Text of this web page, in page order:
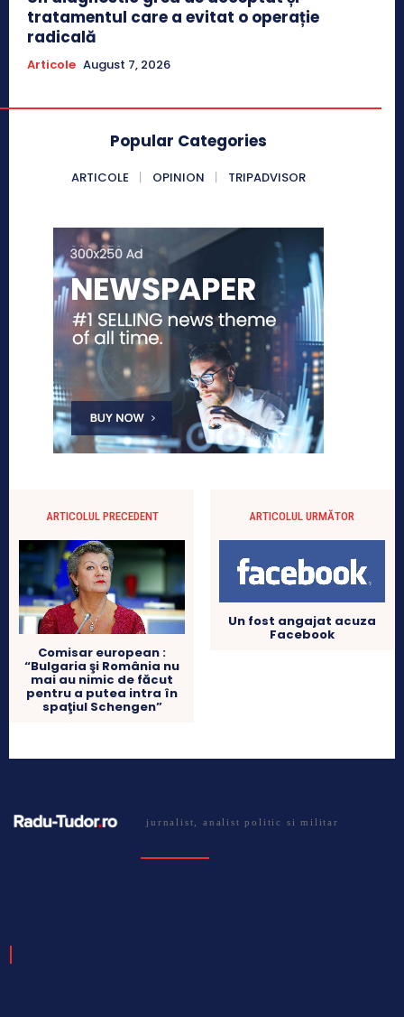
tratamentul care a evitat o operație
radicală
Articole August 7, 2026
Popular Categories
ARTICOLE OPINION TRIPADVISOR
ARTICOLUL PRECEDENT
Comisar european :
“Bulgaria şi România nu
mai au nimic de făcut
pentru a putea intra în
spaţiul Schengen”
ARTICOLUL URMĂTOR
Un fost angajat acuza
Facebook
jurnalist, analist politic si militar